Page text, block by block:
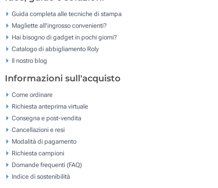
Guida completa alle tecniche di stampa
Magliette all'ingrosso convenienti?
Hai bisogno di gadget in pochi giorni?
Catalogo di abbigliamento Roly
Il nostro blog
Informazioni sull'acquisto
Come ordinare
Richiesta anteprima virtuale
Consegna e post-vendita
Cancellazioni e resi
Modalità di pagamento
Richiesta campioni
Domande frequenti (FAQ)
Indice di sostenibilità